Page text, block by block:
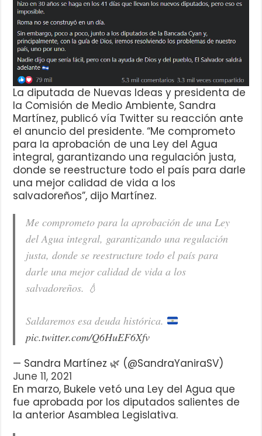
La diputada de Nuevas Ideas y presidenta de
la Comisión de Medio Ambiente, Sandra
Martínez, publicó vía Twitter su reacción ante
el anuncio del presidente. “Me comprometo
para la aprobación de una Ley del Agua
integral, garantizando una regulación justa,
donde se reestructure todo el país para darle
una mejor calidad de vida a los
salvadoreños”, dijo Martínez.
Me comprometo para la aprobación de una Ley
del Agua integral, garantizando una regulación
justa, donde se reestructure todo el país para
darle una mejor calidad de vida a los
salvadoreños. 💧
Saldaremos esa deuda histórica.
pic.twitter.com/Q6HuEF6Xfv
— Sandra Martínez 🌿 (@SandraYaniraSV)
June 11, 2021
En marzo, Bukele vetó una Ley del Agua que
fue aprobada por los diputados salientes de
la anterior Asamblea Legislativa.